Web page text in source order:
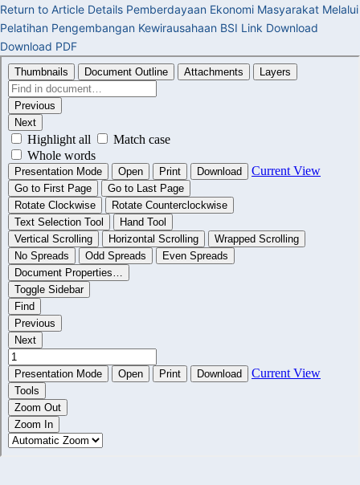
Return to Article Details Pemberdayaan Ekonomi Masyarakat Melalui
Pelatihan Pengembangan Kewirausahaan BSI Link Download
Download PDF